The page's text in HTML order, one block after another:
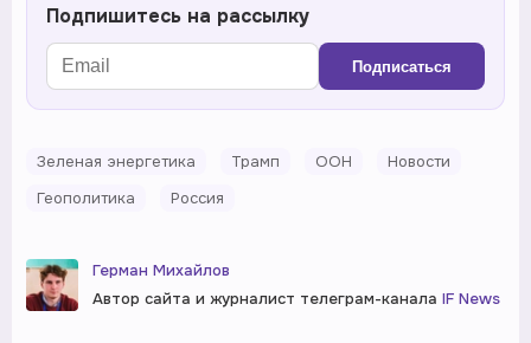
Подпишитесь на рассылку
Подписаться
Зеленая энергетика Трамп ООН
Новости
Геополитика
Россия
Герман Михайлов
Автор сайта и журналист телеграм-канала IF News